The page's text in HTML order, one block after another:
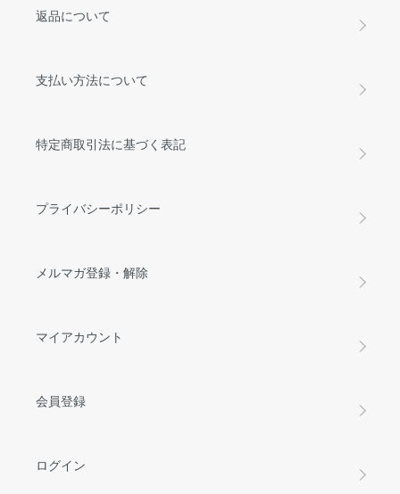
返品について
支払い方法について
特定商取引法に基づく表記
プライバシーポリシー
メルマガ登録・解除
マイアカウント
会員登録
ログイン